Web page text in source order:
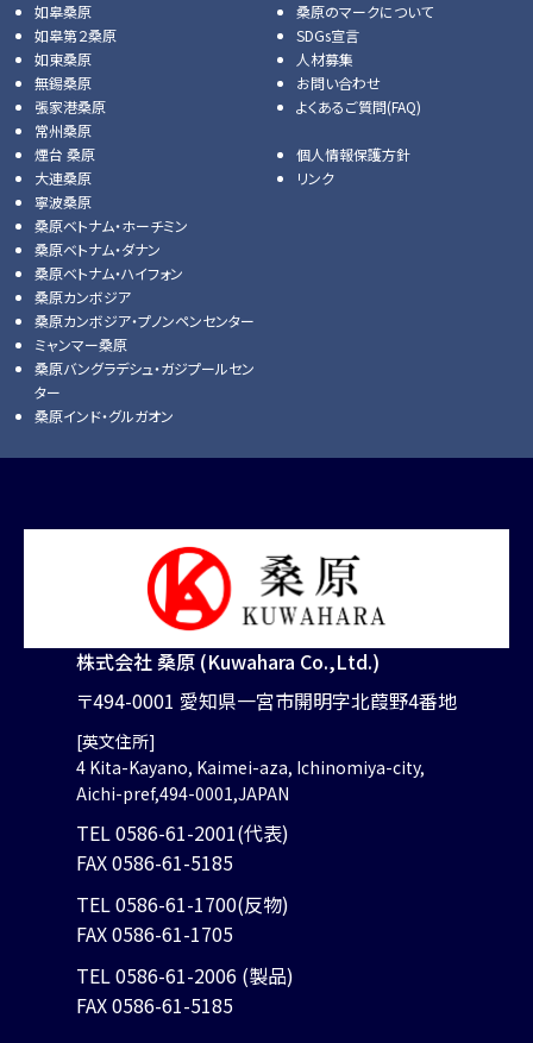
如皋桑原
如皋第２桑原
如東桑原
無錫桑原
張家港桑原
常州桑原
煙台 桑原
大連桑原
寧波桑原
桑原ベトナム・ホーチミン
桑原ベトナム・ダナン
桑原ベトナム・ハイフォン
桑原カンボジア
桑原カンボジア・プノンペンセンター
ミャンマー桑原
桑原バングラデシュ・ガジプールセン
ター
桑原インド・グルガオン
桑原のマークについて
SDGs宣言
人材募集
お問い合わせ
よくあるご質問(FAQ)
個人情報保護方針
リンク
株式会社 桑原 (Kuwahara Co.,Ltd.)
〒494-0001 愛知県一宮市開明字北葭野4番地
[英文住所]
4 Kita-Kayano, Kaimei-aza, Ichinomiya-city,
Aichi-pref,494-0001,JAPAN
TEL 0586-61-2001(代表)
FAX 0586-61-5185
TEL 0586-61-1700(反物)
FAX 0586-61-1705
TEL 0586-61-2006 (製品)
FAX 0586-61-5185